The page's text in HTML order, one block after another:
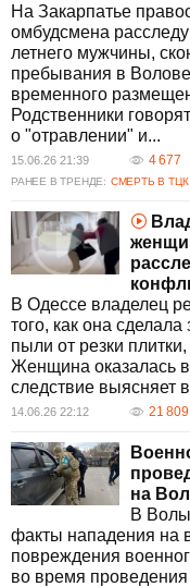
На Закарпатье
омбудсмена
летнего мужчины,
пребывания в
временного
Родственники
о "отравлении" и...
15.06.26 21:39 4 677
РАНЕЕ В ТРЕНДЕ: СМЕРТЬ В ТЦК
В Одессе владелец
того, как она
пыли от резки
Женщина оказалась
следствие выясняет
14.06.26 22:12 21 809
на
В
факты нападения на
повреждения
во время